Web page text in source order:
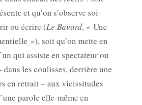
et qu’on s’observe soi-
ou écrire (Le Bavard, « Une
»), soit qu’on mette en
qui assiste en spectateur ou
dans les coulisses, derrière une
en retrait – aux vicissitudes
parole elle-même en